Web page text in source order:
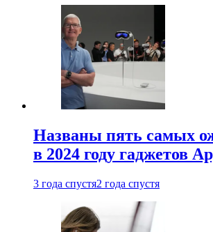
Названы пять самых
в 2024 году гаджетов
3 года спустя2 года спустя